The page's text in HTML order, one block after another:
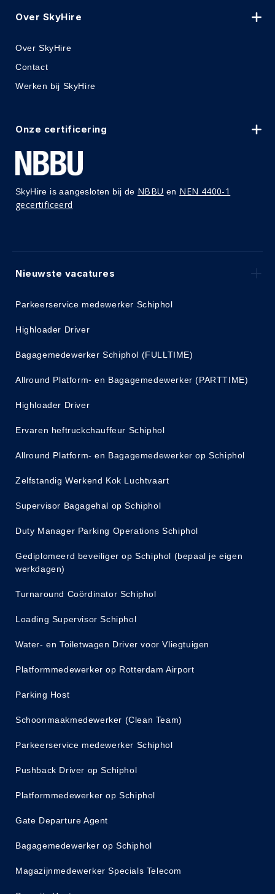
Over SkyHire
Over SkyHire
Contact
Werken bij SkyHire
Onze certificering
SkyHire is aangesloten bij de NBBU en NEN 4400-1
gecertificeerd
Nieuwste vacatures
Parkeerservice medewerker Schiphol
Highloader Driver
Bagagemedewerker Schiphol (FULLTIME)
Allround Platform- en Bagagemedewerker (PARTTIME)
Highloader Driver
Ervaren heftruckchauffeur Schiphol
Allround Platform- en Bagagemedewerker op Schiphol
Zelfstandig Werkend Kok Luchtvaart
Supervisor Bagagehal op Schiphol
Duty Manager Parking Operations Schiphol
Gediplomeerd beveiliger op Schiphol (bepaal je eigen
werkdagen)
Turnaround Coördinator Schiphol
Loading Supervisor Schiphol
Water- en Toiletwagen Driver voor Vliegtuigen
Platformmedewerker op Rotterdam Airport
Parking Host
Schoonmaakmedewerker (Clean Team)
Parkeerservice medewerker Schiphol
Pushback Driver op Schiphol
Platformmedewerker op Schiphol
Gate Departure Agent
Bagagemedewerker op Schiphol
Magazijnmedewerker Specials Telecom